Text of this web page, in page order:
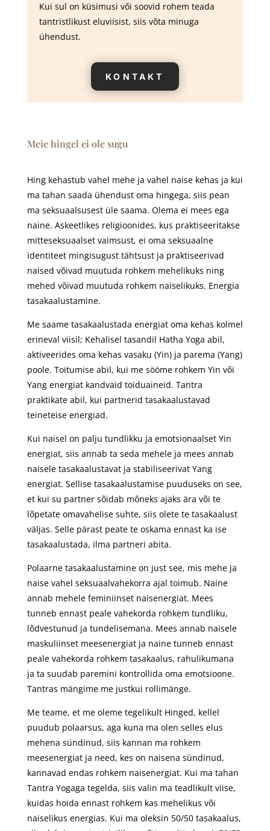
Kui sul on küsimusi või soovid rohem teada
tantristlikust eluviisist, siis võta minuga
ühendust.
KONTAKT
Meie hingel ei ole sugu
Hing kehastub vahel mehe ja vahel naise kehas ja kui
ma tahan saada ühendust oma hingega, siis pean
ma seksuaalsusest üle saama. Olema ei mees ega
naine. Askeetlikes religioonides, kus praktiseeritakse
mitteseksuaalset vaimsust, ei oma seksuaalne
identiteet mingisugust tähtsust ja praktiseerivad
naised võivad muutuda rohkem mehelikuks ning
mehed võivad muutuda rohkem naiselikuks. Energia
tasakaalustamine.
Me saame tasakaalustada energiat oma kehas kolmel
erineval viisil; Kehalisel tasandil Hatha Yoga abil,
aktiveerides oma kehas vasaku (Yin) ja parema (Yang)
poole. Toitumise abil, kui me sööme rohkem Yin või
Yang energiat kandvaid toiduaineid. Tantra
praktikate abil, kui partnerid tasakaalustavad
teineteise energiad.
Kui naisel on palju tundlikku ja emotsionaalset Yin
energiat, siis annab ta seda mehele ja mees annab
naisele tasakaalustavat ja stabiliseerivat Yang
energiat. Sellise tasakaalustamise puuduseks on see,
et kui su partner sõidab mõneks ajaks ära või te
lõpetate omavahelise suhte, siis olete te tasakaalust
väljas. Selle pärast peate te oskama ennast ka ise
tasakaalustada, ilma partneri abita.
Polaarne tasakaalustamine on just see, mis mehe ja
naise vahel seksuaalvahekorra ajal toimub. Naine
annab mehele feminiinset naisenergiat. Mees
tunneb ennast peale vahekorda rohkem tundliku,
lõdvestunud ja tundelisemana. Mees annab naisele
maskuliinset meesenergiat ja naine tunneb ennast
peale vahekorda rohkem tasakaalus, rahulikumana
ja ta suudab paremini kontrollida oma emotsioone.
Tantras mängime me justkui rollimänge.
Me teame, et me oleme tegelikult Hinged, kellel
puudub polaarsus, aga kuna ma olen selles elus
mehena sündinud, siis kannan ma rohkem
meesenergiat ja need, kes on naisena sündinud,
kannavad endas rohkem naisenergiat. Kui ma tahan
Tantra Yogaga tegelda, siis valin ma teadlikult viise,
kuidas hoida ennast rohkem kas mehelikus või
naiselikus energias. Kui ma oleksin 50/50 tasakaalus,